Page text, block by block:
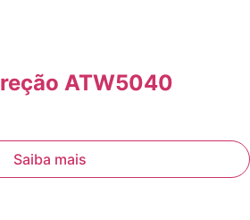
ATW5040
Saiba mais